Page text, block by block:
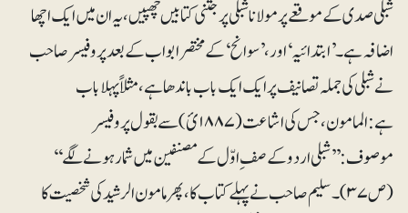
شبلی صدی کے موقعے پر مولانا شبلی پرجتنی کتابیں چھپیں،یہ ان میں ایک اچھا
اضافہ ہے۔ ’ابتدائیہ‘اور،’سوانح‘کے مختصر ابواب کے بعد پروفیسر صاحب
نے شبلی کی جملہ تصانیف پر ایک ایک باب باندھا ہے، مثلاً پہلا باب
ہے:المامون،جس کی اشاعت (۱۸۸۷ئ) سے بقول پروفیسر
موصوف:’’شبلی اردو کے صفِ اوّل کے مصنفین میں شمار ہونے لگے‘‘
(ص۳۷)۔ سلیم صاحب نے پہلے کتاب کا، پھر مامون الرشید کی شخصیت کا